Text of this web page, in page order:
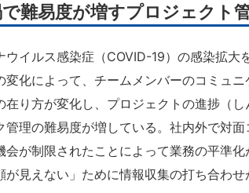
難易度が増すプロジェクト
イルス感染症（COVID-19）の感染拡大
変化によって、チームメンバーのコミュニ
在り方が変化し、プロジェクトの進捗（し
管理の難易度が増している。社内外で対面
会が制限されたことによって業務の平準化
が見えない」ために情報収集の打ち合わせ